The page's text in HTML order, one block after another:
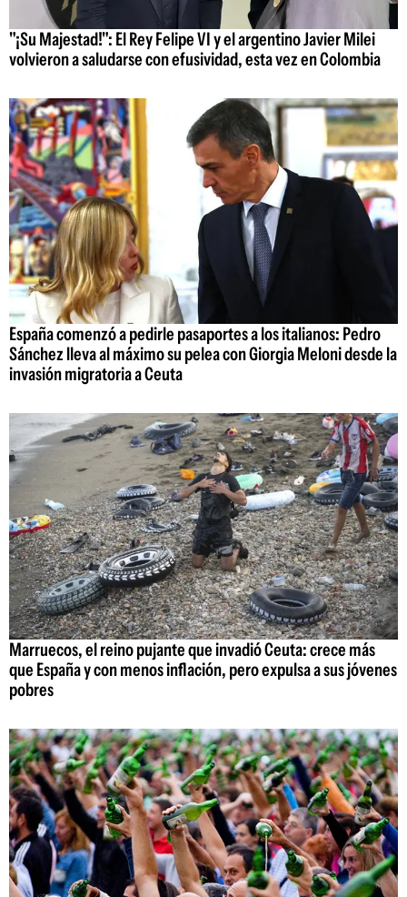
"¡Su Majestad!": El Rey Felipe VI y el argentino Javier Milei
volvieron a saludarse con efusividad, esta vez en Colombia
España comenzó a pedirle pasaportes a los italianos: Pedro
Sánchez lleva al máximo su pelea con Giorgia Meloni desde la
invasión migratoria a Ceuta
Marruecos, el reino pujante que invadió Ceuta: crece más
que España y con menos inflación, pero expulsa a sus jóvenes
pobres